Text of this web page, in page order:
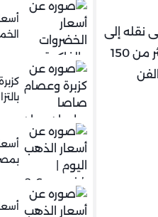
استدعى نقله إلى
مستشفى المعادي العسكري. وبرحيله فقدت الساحة الفنية أحد أبرز نجومها، لكنه ترك إرثًا فنيًا خالدًا يضم أكثر من 150
الفن
الخميس 6-8-